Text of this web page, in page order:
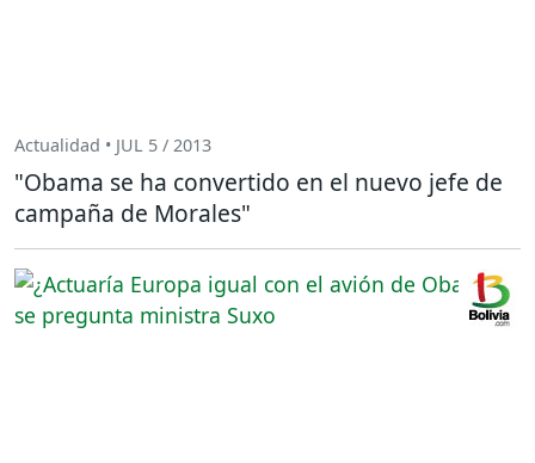
Actualidad • JUL 5 / 2013
"Obama se ha convertido en el nuevo jefe de
campaña de Morales"